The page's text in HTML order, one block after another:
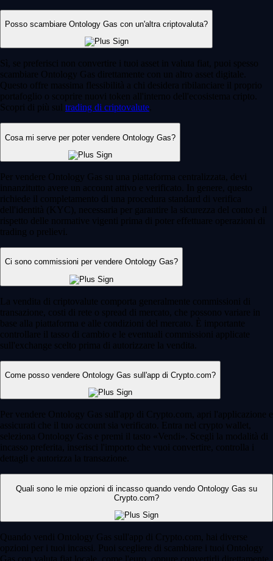
Posso scambiare Ontology Gas con un'altra criptovaluta?
Sì, se preferisci non convertire i tuoi asset in valuta fiat, puoi spesso
scambiare Ontology Gas direttamente con un altro asset digitale.
Questo offre massima flessibilità a chi desidera ribilanciare il proprio
portafoglio o scoprire nuovi token all'interno dell'ecosistema cripto.
Scopri di più sul trading di criptovalute
Cosa mi serve per poter vendere Ontology Gas?
Per vendere Ontology Gas su una piattaforma centralizzata, devi
innanzitutto avere un account attivo e verificato. In genere, questo
richiede il completamento di una procedura standard di verifica
dell'identità (KYC), necessaria per garantire la sicurezza del conto e il
rispetto delle normative vigenti prima di poter effettuare operazioni di
trading o prelievi.
Ci sono commissioni per vendere Ontology Gas?
La vendita di criptovalute comporta generalmente commissioni di
transazione, costi di rete o spread di mercato, che possono variare in
base alla piattaforma e alle condizioni del mercato. È importante
controllare il tasso di cambio e le eventuali commissioni applicate
sull'exchange scelto prima di autorizzare la vendita.
Come posso vendere Ontology Gas sull'app di Crypto.com?
Per vendere Ontology Gas sull'app di Crypto.com, apri l'applicazione e
assicurati che il tuo account sia verificato. Entra nel crypto wallet,
seleziona Ontology Gas e premi il tasto «Vendi». Scegli la modalità di
incasso preferita, inserisci l'importo che vuoi convertire, controlla i
dettagli e autorizza la transazione.
Quali sono le mie opzioni di incasso quando vendo Ontology Gas su
Crypto.com?
Quando vendi Ontology Gas sull'app di Crypto.com, hai diverse
opzioni per i tuoi incassi. Puoi scegliere di scambiare i tuoi Ontology
Gas con valuta fiat locale, come l'euro, oppure convertirli direttamente